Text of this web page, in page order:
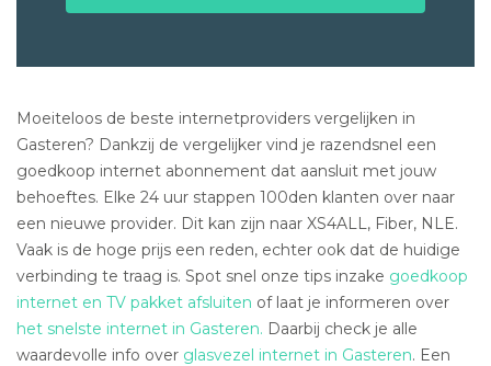
Moeiteloos de beste internetproviders vergelijken in
Gasteren? Dankzij de vergelijker vind je razendsnel een
goedkoop internet abonnement dat aansluit met jouw
behoeftes. Elke 24 uur stappen 100den klanten over naar
een nieuwe provider. Dit kan zijn naar XS4ALL, Fiber, NLE.
Vaak is de hoge prijs een reden, echter ook dat de huidige
verbinding te traag is. Spot snel onze tips inzake goedkoop
internet en TV pakket afsluiten of laat je informeren over
het snelste internet in Gasteren. Daarbij check je alle
waardevolle info over glasvezel internet in Gasteren. Een